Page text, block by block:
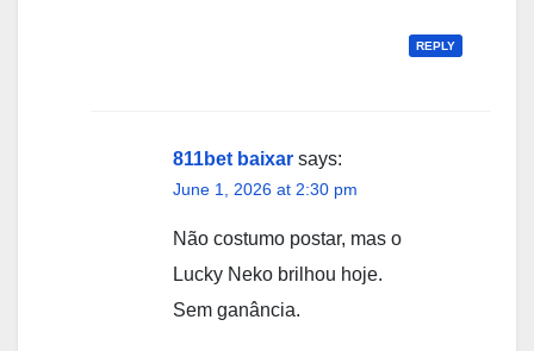
REPLY
811bet baixar says:
June 1, 2026 at 2:30 pm
Não costumo postar, mas o
Lucky Neko brilhou hoje.
Sem ganância.